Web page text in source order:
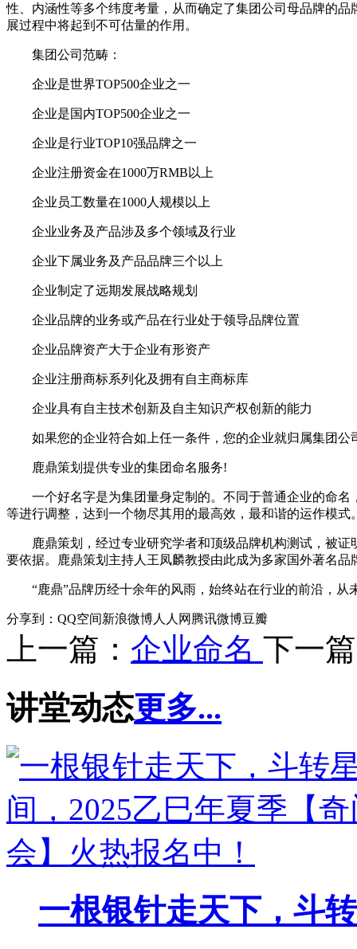
性、内涵性等多个纬度考量，从而确定了集团公司母品牌的
展过程中将起到不可估量的作用。
集团公司范畴：
企业是世界TOP500企业之一
企业是国内TOP500企业之一
企业是行业TOP10强品牌之一
企业注册资金在1000万RMB以上
企业员工数量在1000人规模以上
企业业务及产品涉及多个领域及行业
企业下属业务及产品品牌三个以上
企业制定了远期发展战略规划
企业品牌的业务或产品在行业处于领导品牌位置
企业品牌资产大于企业有形资产
企业注册商标系列化及拥有自主商标库
企业具有自主技术创新及自主知识产权创新的能力
如果您的企业符合如上任一条件，您的企业就归属集团公
鹿鼎策划提供专业的集团命名服务!
一个好名字是为集团量身定制的。不同于普通企业的命名
等进行调整，达到一个物尽其用的最高效，最和谐的运作模式
鹿鼎策划，经过专业研究学者和顶级品牌机构测试，被证
要依据。鹿鼎策划主持人王凤麟教授由此成为多家国外著名品
“鹿鼎”品牌历经十余年的风雨，始终站在行业的前沿，从
分享到： QQ空间新浪微博人人网 腾讯微博豆瓣
上一篇： 企业命名 下一
讲堂动态更多...
一根银针走天下，斗